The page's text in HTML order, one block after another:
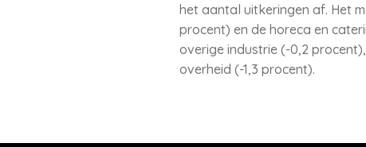
het aantal uitkeringen af. Het
procent) en de horeca en
overige industrie (-0,2
overheid (-1,3 procent).